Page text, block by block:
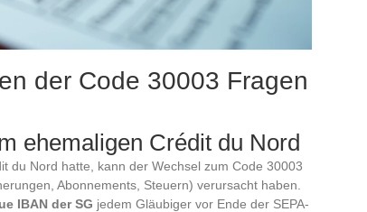
der Code 30003 Fragen
ehemaligen Crédit du Nord
du Nord hatte, kann der Wechsel zum Code 30003
Abonnements, Steuern) verursacht haben.
IBAN der SG jedem Gläubiger vor Ende der SEPA-